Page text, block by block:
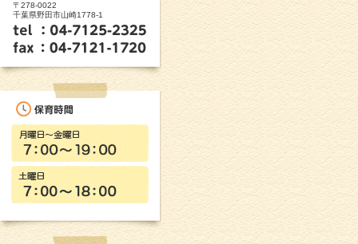
〒278-0022
千葉県野田市山崎1778-1